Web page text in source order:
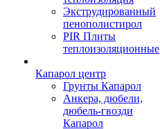
Экструдированный
пенополистирол
PIR Плиты
теплоизоляционные
Капарол центр
Грунты Капарол
Анкера, дюбели,
дюбель-гвозди
Капарол